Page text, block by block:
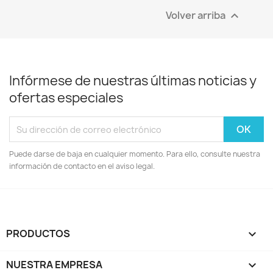
Volver arriba 
Infórmese de nuestras últimas noticias y
ofertas especiales
Puede darse de baja en cualquier momento. Para ello, consulte nuestra
información de contacto en el aviso legal.
PRODUCTOS 
NUESTRA EMPRESA 